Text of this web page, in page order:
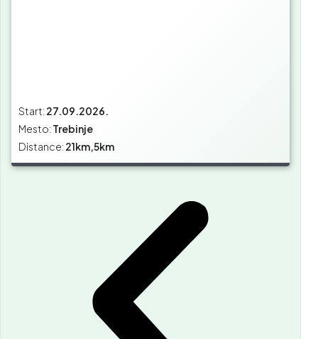
Start: 27.09.2026.
Mesto: Trebinje
Distance: 21km,5km